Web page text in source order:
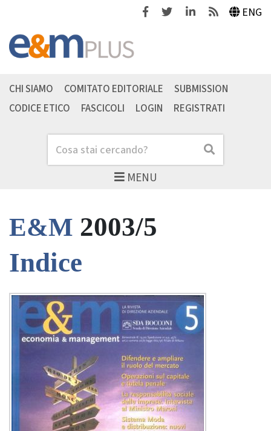
FacebookTwitterLinkedinFeeds ENG
MENU
Cerca Cerca
CHI SIAMO COMITATO EDITORIALE
SUBMISSION
CODICE ETICO
FASCICOLI LOGIN REGISTRATI
E&M 2003/5
Indice